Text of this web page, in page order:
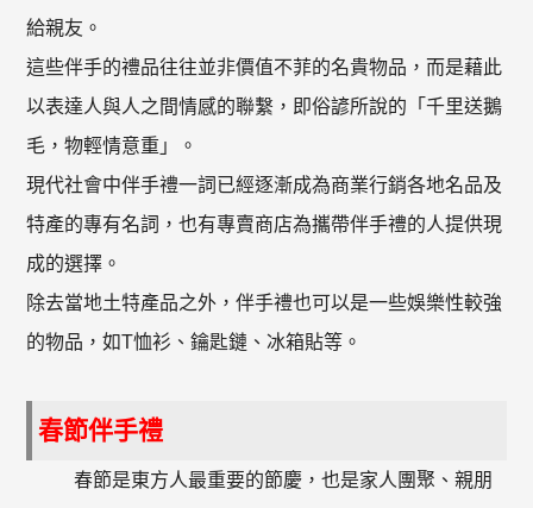
給親友。
這些伴手的禮品往往並非價值不菲的名貴物品，而是藉此
以表達人與人之間情感的聯繫，即俗諺所說的「千里送鵝
毛，物輕情意重」。
現代社會中伴手禮一詞已經逐漸成為商業行銷各地名品及
特產的專有名詞，也有專賣商店為攜帶伴手禮的人提供現
成的選擇。
除去當地土特產品之外，伴手禮也可以是一些娛樂性較強
的物品，如T恤衫、鑰匙鏈、冰箱貼等。
春節伴手禮
春節是東方人最重要的節慶，也是家人團聚、親朋